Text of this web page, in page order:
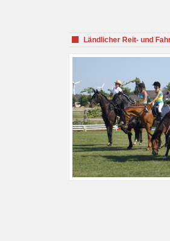
Ländlicher Reit- und